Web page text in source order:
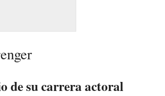
de su carrera actoral